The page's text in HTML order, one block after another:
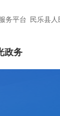
务平台 民乐县人
政务